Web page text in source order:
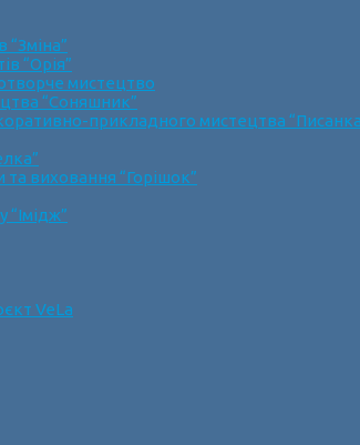
“Зміна”
“Орія”
мистецтво
“Соняшник”
прикладного мистецтва
та виховання “Горішок”
VeLa